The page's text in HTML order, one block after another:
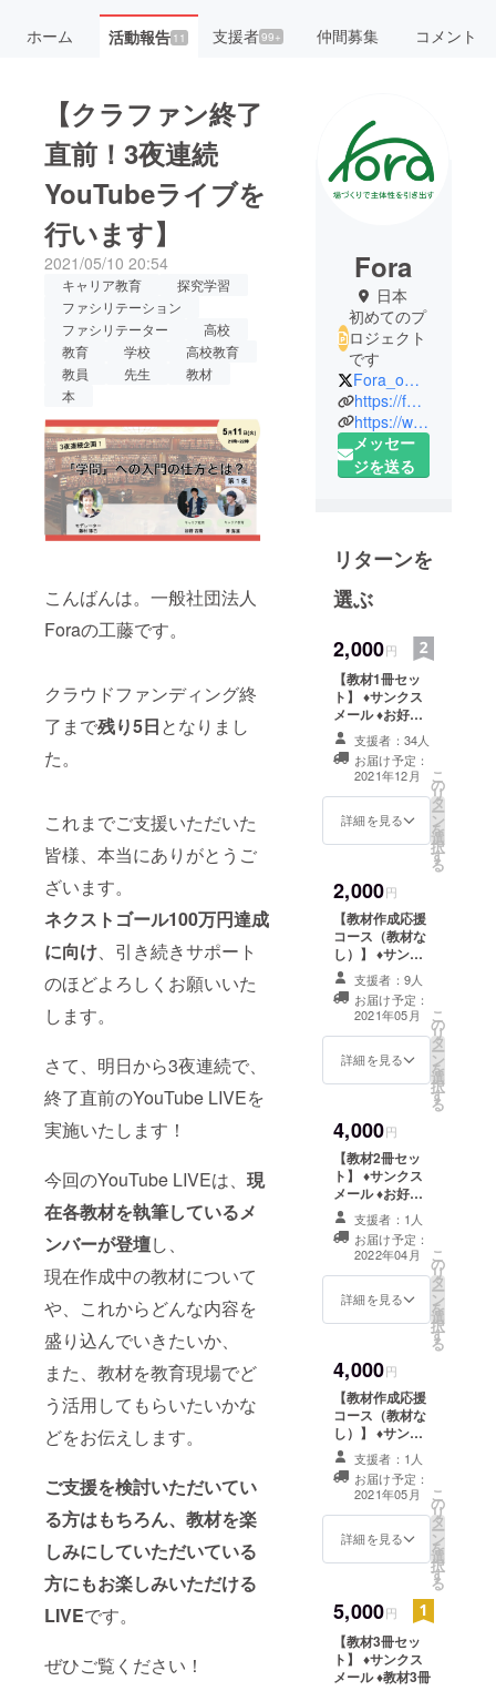
ホーム 活動報告11 支援者99+ 仲間募集 コメント
【クラファン終了
直前！3夜連続
YouTubeライブを
行います】
2021/05/10 20:54
キャリア教育
探究学習
ファシリテーション
ファシリテーター
高校
教育
学校
高校教育
教員
先生
教材
本
こんばんは。一般社団法人
Foraの工藤です。
クラウドファンディング終
了まで残り5日となりまし
た。
これまでご支援いただいた
皆様、本当にありがとうご
ざいます。
ネクストゴール100万円達成
に向け 、引き続きサポート
のほどよろしくお願いいた
します。
さて、明日から3夜連続で、
終了直前のYouTube LIVEを
実施いたします！
今回のYouTube LIVEは、 現
在各教材を執筆しているメ
ンバーが登壇し、
現在作成中の教材について
や、これからどんな内容を
盛り込んでいきたいか、
また、教材を教育現場でど
う活用してもらいたいかな
どをお伝えします。
ご支援を検討いただいてい
る方はもちろん、教材を楽
しみにしていただいている
方にもお楽しみいただける
LIVEです。
ぜひご覧ください！
Fora
日本
初めてのプ
ロジェクト
です
Fora_official
https://fora.or.jp/
https://www.facebook.com/fora.org
メッセー
ジを送る
リターンを
選ぶ
2,000円
【教材1冊セッ
ト】 ♦︎サンクス
メール ♦︎お好き
な教材1冊
支援者：34人
お届け予定：
2021年12月
詳細を見る
こ
の
リ
タ
ー
ン
を
選
択
す
る
2,000円
【教材作成応援
コース（教材な
し）】 ♦︎サンク
スメール
支援者：9人
お届け予定：
2021年05月
詳細を見る
こ
の
リ
タ
ー
ン
を
選
択
す
る
4,000円
【教材2冊セッ
ト】 ♦︎サンクス
メール ♦︎お好き
な教材2冊
支援者：1人
お届け予定：
2022年04月
詳細を見る
こ
の
リ
タ
ー
ン
を
選
択
す
る
4,000円
【教材作成応援
コース（教材な
し）】 ♦︎サンク
スメール（教材
作成者からの
メッセージ付
き）
支援者：1人
お届け予定：
2021年05月
詳細を見る
こ
の
リ
タ
ー
ン
を
選
択
す
る
5,000円
【教材3冊セッ
ト】 ♦︎サンクス
メール ♦︎教材3冊